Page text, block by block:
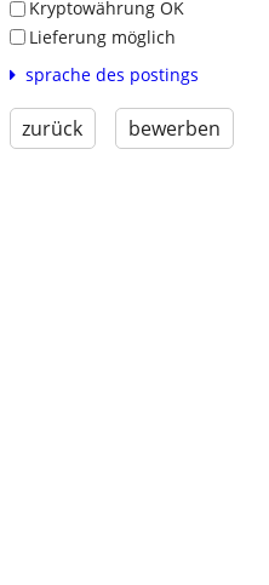
Kryptowährung OK
Lieferung möglich
sprache des postings
zurück bewerben